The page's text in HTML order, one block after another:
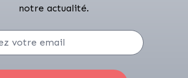
notre actualité.